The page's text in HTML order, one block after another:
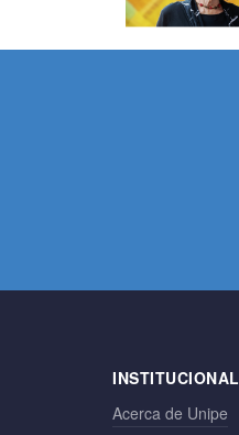
INSTITUCIONAL
Acerca de Unipe